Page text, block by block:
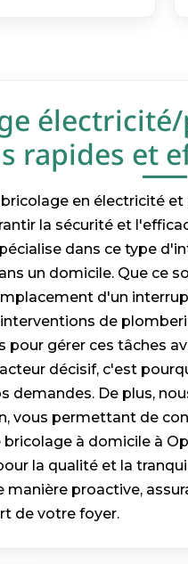
rapides et
en électricité
la sécurité et
dans ce type
un domicile. Que ce
d'un
de
pour gérer ces tâches
décisif, c'est
demandes. De plus,
vous permettant de
bricolage à domicile à
la qualité et la
manière proactive,
de votre foyer.